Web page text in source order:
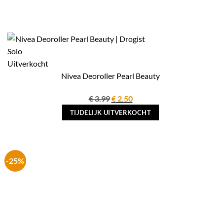
Uitverkocht
Nivea Deoroller Pearl Beauty
€3.99Oorspronkelijke
prijs
was:
€2.50Huidige
prijs
is:
TIJDELIJK UITVERKOCHT
-25%